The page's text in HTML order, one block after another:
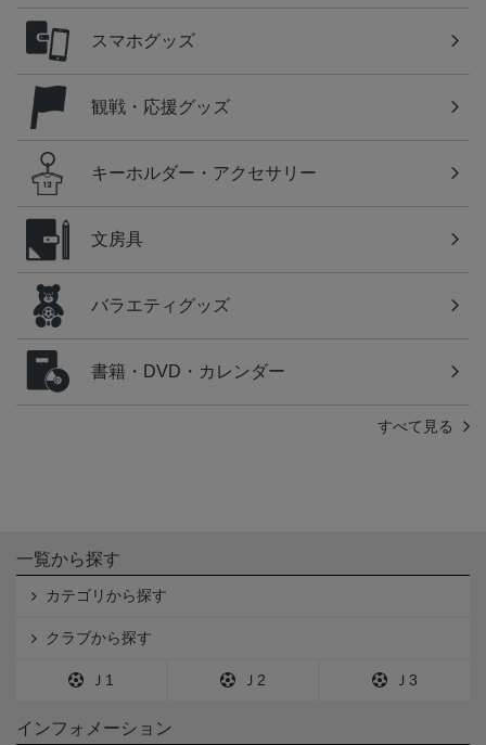
スマホグッズ
観戦・応援グッズ
キーホルダー・アクセサリー
文房具
バラエティグッズ
書籍・DVD・カレンダー
すべて見る
一覧から探す
カテゴリから探す
クラブから探す
Ｊ1 Ｊ2 Ｊ3
インフォメーション